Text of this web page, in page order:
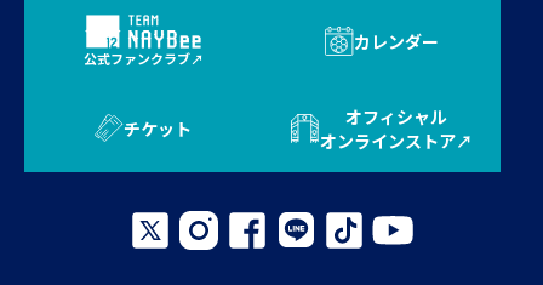
公式ファンクラブ
カレンダー
チケット
オフィシャル
オンラインストア